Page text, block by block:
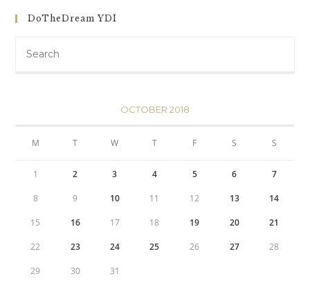
DoTheDream YDI
OCTOBER 2018
M T W T F S S
1 2 3 4 5 6 7
8 9 10 11 12 13 14
15 16 17 18 19 20 21
22 23 24 25 26 27 28
29 30 31